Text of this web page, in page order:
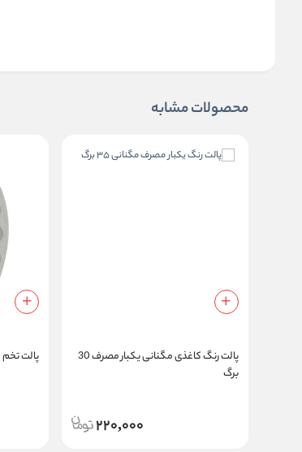
محصولات مشابه
پالت رنگ کاغذی مگنانی یکبار مصرف 30
برگ
220,000
پالت